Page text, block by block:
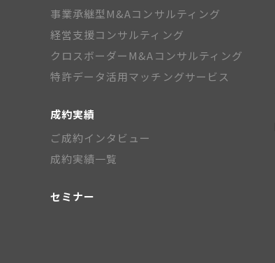
事業承継型M&Aコンサルティング
経営支援コンサルティング
クロスボーダーM&Aコンサルティング
特許データ活用マッチングサービス
成約実績
ご成約インタビュー
成約実績一覧
セミナー